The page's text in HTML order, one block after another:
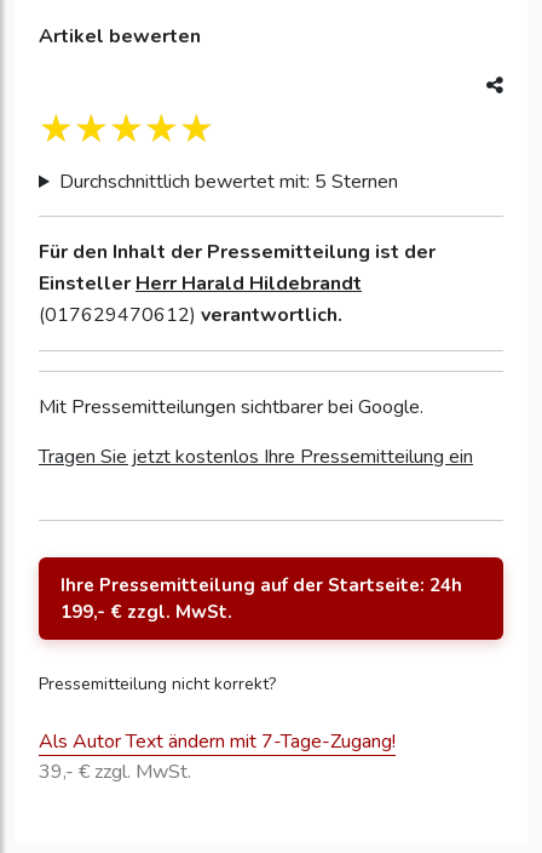
Artikel bewerten
Durchschnittlich bewertet mit: 5 Sternen
Für den Inhalt der Pressemitteilung ist der
Einsteller Herr Harald Hildebrandt
(017629470612) verantwortlich.
Mit Pressemitteilungen sichtbarer bei Google.
Tragen Sie jetzt kostenlos Ihre Pressemitteilung ein
Ihre Pressemitteilung auf der Startseite: 24h
199,- € zzgl. MwSt.
Pressemitteilung nicht korrekt?
Als Autor Text ändern mit 7-Tage-Zugang!
39,- € zzgl. MwSt.